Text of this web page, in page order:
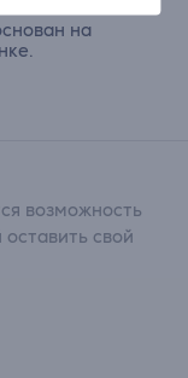
на
возможность
свой